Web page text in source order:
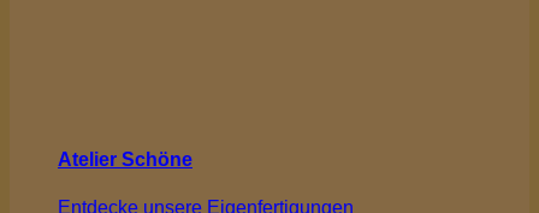
Atelier Schöne
Entdecke unsere Eigenfertigungen